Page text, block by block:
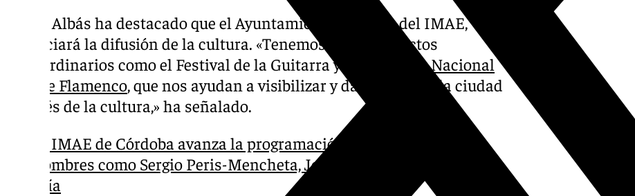
Isabel Albás ha destacado que el Ayuntamiento, a través del IMAE,
potenciará la difusión de la cultura. «Tenemos unos productos
extraordinarios como el Festival de la Guitarra y el
Concurso Nacional
de Arte Flamenco, que nos ayudan a visibilizar y dar a conocer la ciudad
a través de la cultura,» ha señalado.
El IMAE de Córdoba avanza la programación de la 25/26 con
nombres como Sergio Peris-Mencheta, José Sacristán o Mamma
Mía